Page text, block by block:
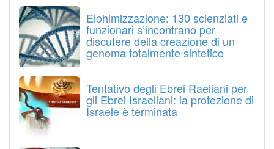
Elohimizzazione: 130 scienziati e
funzionari s’incontrano per
discutere della creazione di un
genoma totalmente sintetico
Tentativo degli Ebrei Raeliani per
gli Ebrei Israeliani: la protezione di
Israele è terminata